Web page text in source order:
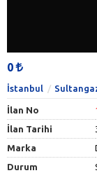
0
İstanbul
İlan No
İlan Tarihi
Marka
Durum